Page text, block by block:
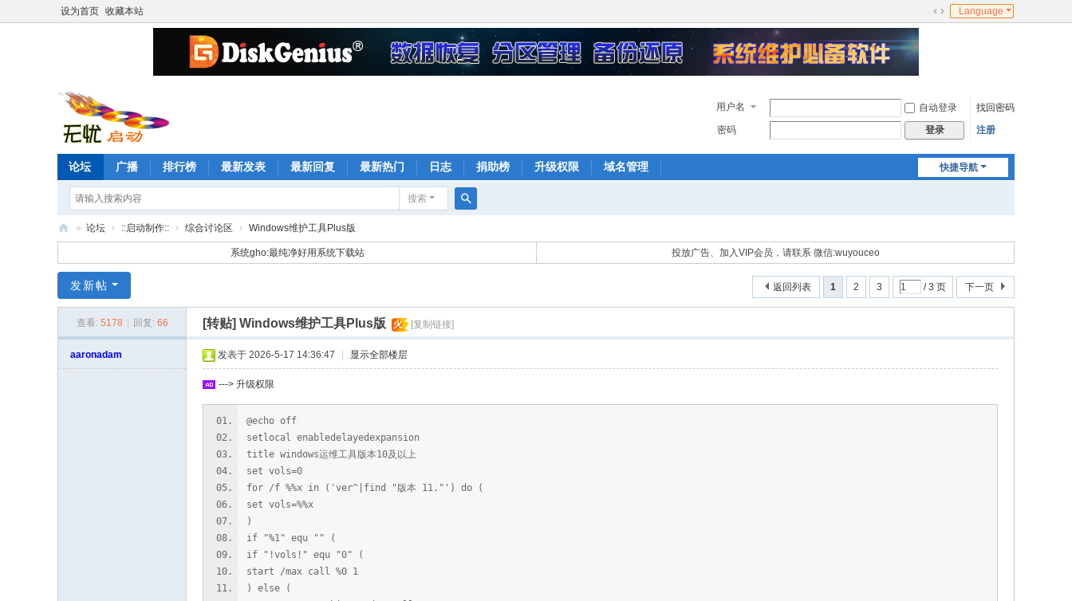
设为首页 收藏本站
切
Language
用户名 自动登录
找回密码
密码
登录 注册
快捷导航
论坛 广播 排行榜 最新发表 最新回复 最新热门 日志 捐助榜 升级权限 域名管理
搜索
索
忧
启
论
坛
» 论坛 › ::启动制作:: › 综合讨论区 › Windows维护工具Plus版
系统gho:最纯净好用系统下载站 投放广告、加入VIP会员，请联系 微信:wuyouceo
1 2 3 / 3 页 下一页
返回列表
发新帖
查看: 5178 回复: 66 [转贴] Windows维护工具Plus版 火 [复制链接]
aaronadam 发表于 2026-5-17 14:36:47 显示全部楼层
---> 升级权限
@echo off
setlocal enabledelayedexpansion
title windows运维工具版本10及以上
set vols=0
for /f %%x in ('ver^|find "版本 11."') do (
set vols=%%x
)
if "%1" equ "" (
if "!vols!" equ "0" (
start /max call %0 1
) else (